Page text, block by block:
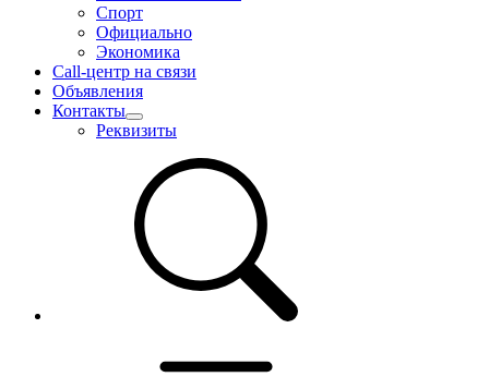
Спорт
Официально
Экономика
Call-центр на связи
Объявления
Контакты
Реквизиты